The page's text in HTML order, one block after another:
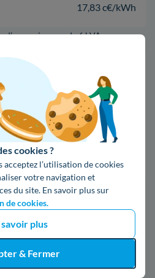
cookies ?
l’utilisation de cookies
votre navigation et
du site. En savoir plus sur
de cookies.
savoir plus
& Fermer
17,83 c€/kWh
puissance de 6 kVA
souscriptions
non surtaxé)
78 46 71 74
les offres
sur Enedis à
au sujet d'Enedis à Lons